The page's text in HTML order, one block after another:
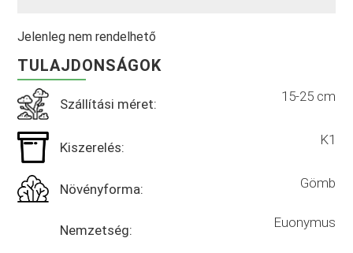
Jelenleg nem rendelhető
TULAJDONSÁGOK
Szállítási méret: 15-25 cm
Kiszerelés: K1
Növényforma: Gömb
Nemzetség: Euonymus